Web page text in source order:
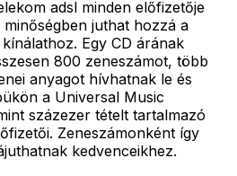
adsl minden előfizetője
juthat hozzá a
Egy CD árának
800 zeneszámot, több
anyagot hívhatnak le és
a Universal Music
százezer tételt tartalmazó
Zeneszámonként így
kedvenceikhez.